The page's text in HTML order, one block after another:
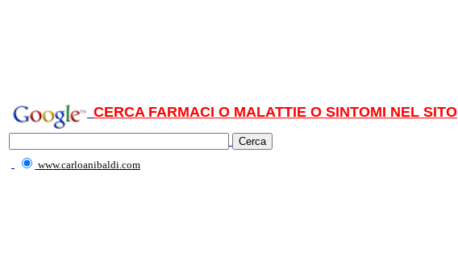
CERCA FARMACI O MALATTIE O SINTOMI NEL SITO
www.carloanibaldi.com